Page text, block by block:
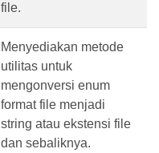
file.
Menyediakan metode
utilitas untuk
mengonversi enum
format file menjadi
string atau ekstensi file
dan sebaliknya.